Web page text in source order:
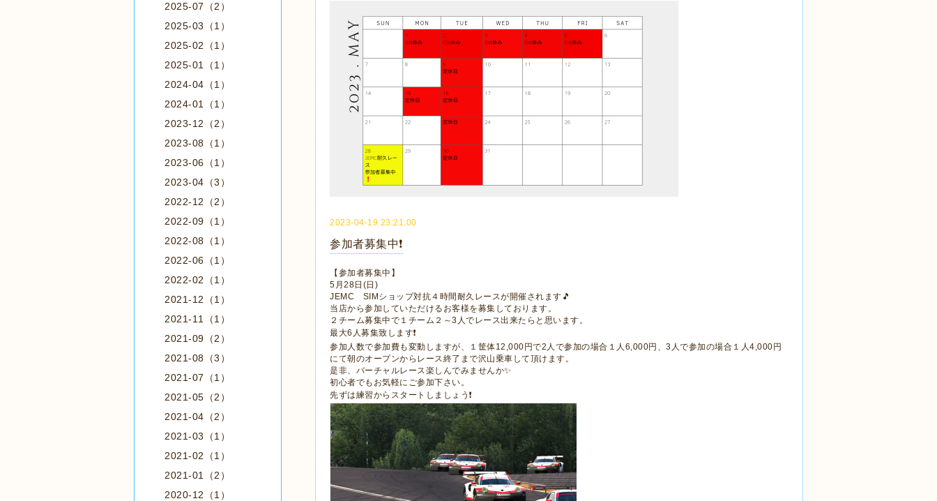
2023-04-19 23:21:00
参加者募集中❗
【参加者募集中】
5月28日(日)
JEMC SIMショップ対抗４時間耐久レースが開催されます🎵
当店から参加していただけるお客様を募集しております。
２チーム募集中で１チーム２～3人でレース出来たらと思います。
最大6人募集致します❗
参加人数で参加費も変動しますが、１筐体12,000円で2人で参加の場合１人6,000円、3人で参加の場合１人4,000円
にて朝のオープンからレース終了まで沢山乗車して頂けます。
是非、バーチャルレース楽しんでみませんか✨
初心者でもお気軽にご参加下さい。
先ずは練習からスタートしましょう❗
2025-07（2）
2025-03（1）
2025-02（1）
2025-01（1）
2024-04（1）
2024-01（1）
2023-12（2）
2023-08（1）
2023-06（1）
2023-04（3）
2022-12（2）
2022-09（1）
2022-08（1）
2022-06（1）
2022-02（1）
2021-12（1）
2021-11（1）
2021-09（2）
2021-08（3）
2021-07（1）
2021-05（2）
2021-04（2）
2021-03（1）
2021-02（1）
2021-01（2）
2020-12（1）